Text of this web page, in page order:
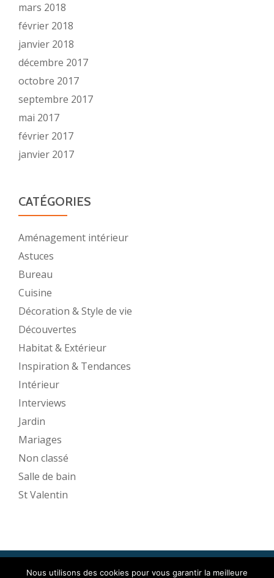
mars 2018
février 2018
janvier 2018
décembre 2017
octobre 2017
septembre 2017
mai 2017
février 2017
janvier 2017
CATÉGORIES
Aménagement intérieur
Astuces
Bureau
Cuisine
Décoration & Style de vie
Découvertes
Habitat & Extérieur
Inspiration & Tendances
Intérieur
Interviews
Jardin
Mariages
Non classé
Salle de bain
St Valentin
Nous utilisons des cookies pour vous garantir la meilleure